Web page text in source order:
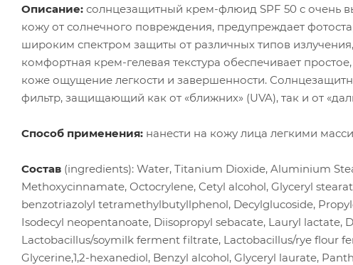
Описание: солнцезащитный крем-флюид SPF 50 c очень
кожу от солнечного повреждения, предупреждает
широким спектром защиты от различных типов
комфортная крем-гелевая текстура обеспечивает
коже ощущение легкости и завершенности.
фильтр, защищающий как от «ближних» (UVA), так и от
Способ применения: нанести на кожу лица легкими
Состав (ingredients): Water, Titanium Dioxide, Aluminium
Methoxycinnamate, Octocrylene, Cetyl alcohol, Glyceryl
benzotriazolyl tetramethylbutyllphenol, Decylglucoside,
Isodecyl neopentanoate, Diisopropyl sebacate, Lauryl lactate,
Lactobacillus/soymilk ferment filtrate, Lactobacillus/rye flour
Glycerine,1,2-hexanediol, Benzyl alcohol, Glyceryl laurate,